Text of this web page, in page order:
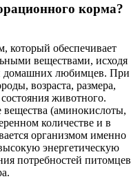
корма?
обеспечивает
веществами, исходя
домашних любимцев. При
возраста, размера,
животного.
(аминокислоты,
количестве и в
организмом именно
энергетическую
потребностей питомцев